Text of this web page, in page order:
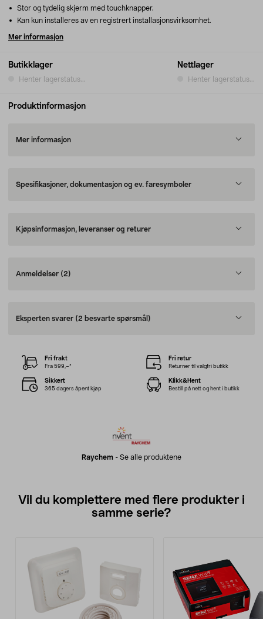
Butikklager
Henter lagerstatus...
Nettlager
Henter lagerstatus...
Stor og tydelig skjerm med touchknapper.
Kan kun installeres av en registrert installasjonsvirksomhet.
Mer informasjon
Produktinformasjon
Mer informasjon
Spesifikasjoner, dokumentasjon og ev. faresymboler
Kjøpsinformasjon, leveranser og returer
Anmeldelser (2)
Eksperten svarer (2 besvarte spørsmål)
Raychem - Se alle produktene
Fri frakt
Fra 599,–*
Fri retur
Returner til valgfri butikk
Sikkert
365 dagers åpent kjøp
Klikk&Hent
Bestill på nett og hent i butikk
Vil du komplettere med flere produkter i
samme serie?